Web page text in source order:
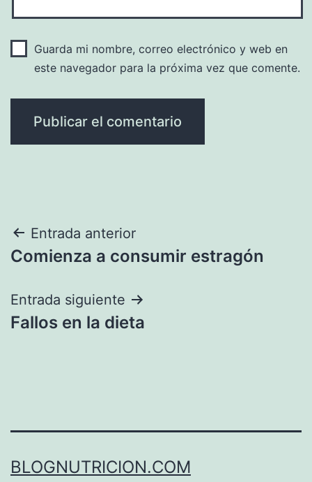
Guarda mi nombre, correo electrónico y web en
este navegador para la próxima vez que comente.
Navegación
de
entradas
Entrada anterior
Comienza a consumir estragón
Entrada siguiente
Fallos en la dieta
BLOGNUTRICION.COM